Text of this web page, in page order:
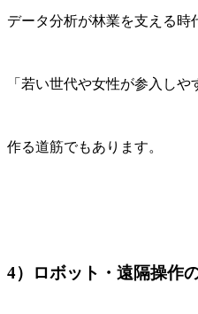
データ分析が林業を支える時
「若い世代や女性が参入しや
作る道筋でもあります。
4）ロボット・遠隔操作